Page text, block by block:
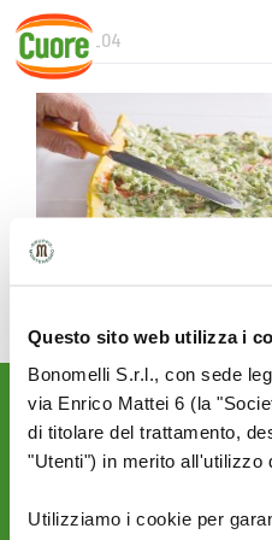
Questo sito web utilizza i
Bonomelli S.r.l., con sede
via Enrico Mattei 6 (la
di titolare del trattamento,
"Utenti") in merito all'utilizzo
Utilizziamo i cookie per
Skip
content
442217_04
Rimani
novità del